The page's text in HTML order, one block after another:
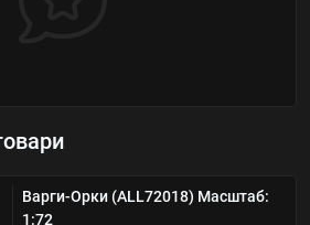
Варги-Орки (ALL72018) Масштаб:
1:72